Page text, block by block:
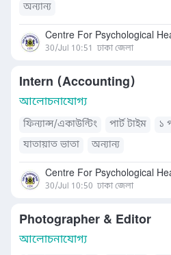
অন্যান্য
Centre For Psychological
30/Jul 10:51 ঢাকা জেলা
Intern (Accounting)
আলোচনাযোগ্য
ফিন্যান্স/একাউন্টিং পার্ট টাইম
১
যাতায়াত ভাতা
অন্যান্য
Centre For Psychological
30/Jul 10:50 ঢাকা জেলা
Photographer & Editor
আলোচনাযোগ্য